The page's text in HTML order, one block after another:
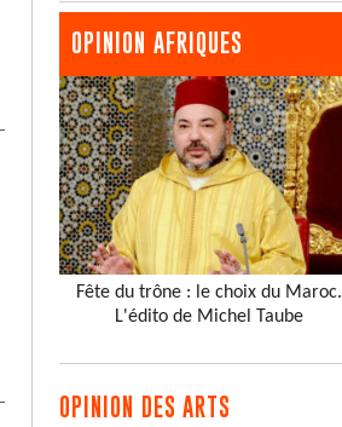
OPINION AFRIQUES
Fête du trône : le choix du Maroc.
L'édito de Michel Taube
OPINION DES ARTS